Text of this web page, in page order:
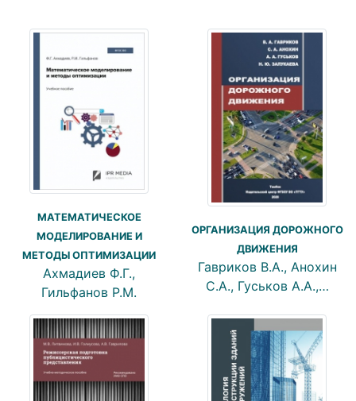
МАТЕМАТИЧЕСКОЕ
МОДЕЛИРОВАНИЕ И
МЕТОДЫ ОПТИМИЗАЦИИ
Ахмадиев Ф.Г.,
Гильфанов Р.М.
ОРГАНИЗАЦИЯ ДОРОЖНОГО
ДВИЖЕНИЯ
Гавриков В.А., Анохин
С.А., Гуськов А.А.,…